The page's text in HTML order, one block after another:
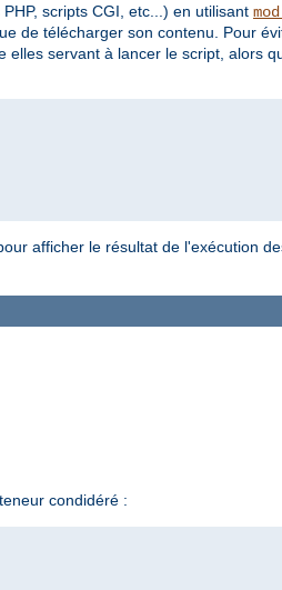
scripts CGI, etc...) en utilisant
de télécharger son contenu. Pour
servant à lancer le script, alors
afficher le résultat de l'exécution
condidéré :